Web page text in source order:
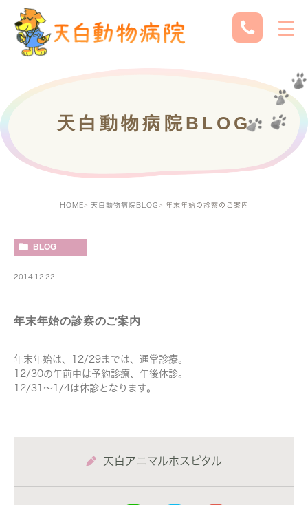
天白動物病院BLOG
HOME 天白動物病院BLOG 年末年始の診察のご案内
BLOG
2014.12.22
年末年始の診察のご案内
年末年始は、12/29までは、通常診療。
12/30の午前中は予約診療、午後休診。
12/31～1/4は休診となります。
天白アニマルホスピタル